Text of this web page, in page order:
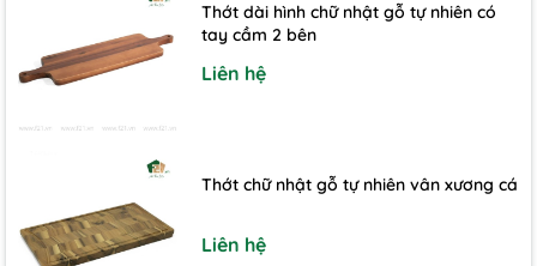
Thớt dài hình chữ nhật gỗ tự nhiên có
tay cầm 2 bên
Liên hệ
Thớt chữ nhật gỗ tự nhiên vân xương cá
Liên hệ